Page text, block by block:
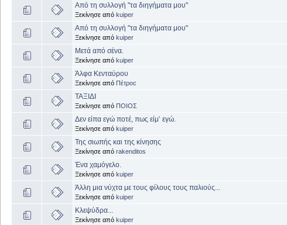
Από τη συλλογή "τα διηγήματα μου"
Ξεκίνησε από kuiper
Από τη συλλογή "τα διηγήματα μου"
Ξεκίνησε από kuiper
Μετά από σένα.
Ξεκίνησε από kuiper
Άλφα Κενταύρου
Ξεκίνησε από Πέτροc
ΤΑΞΙΔΙ
Ξεκίνησε από ΠΟΙΟΣ
Δεν είπα εγώ ποτέ, πως είμ’ εγώ.
Ξεκίνησε από kuiper
Της σιωπής και της κίνησης
Ξεκίνησε από rakenditos
Ένα χαμόγελο.
Ξεκίνησε από kuiper
Άλλη μια νύχτα με τους φίλους τους παλιούς...
Ξεκίνησε από kuiper
Κλεψύδρα...
Ξεκίνησε από kuiper